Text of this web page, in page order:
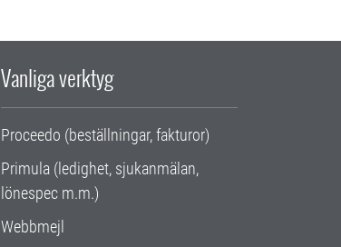
Vanliga verktyg
Proceedo (beställningar, fakturor)
Primula (ledighet, sjukanmälan,
lönespec m.m.)
Webbmejl